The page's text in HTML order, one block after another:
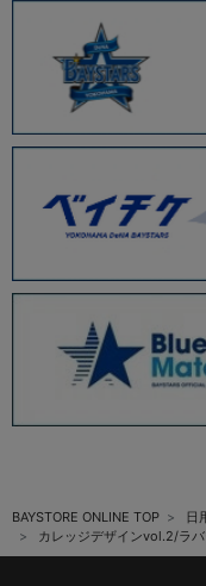
BAYSTORE ONLINE TOP 日
カレッジデザインvol.2/ラ